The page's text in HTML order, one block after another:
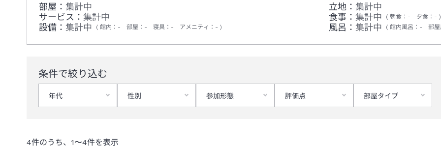
部屋： 集計中 立地： 集計中
サービス： 集計中 食事： 集計中 朝食 ： - 夕食 ： -
設備： 集計中 館内 ： - 部屋 ： - 寝具 ： - アメニティ ： - 風呂： 集計中 館内風呂 ： - 部
条件で絞り込む
年代 性別 参加形態 評価点 部屋タイプ
4件のうち、 1〜4件を表示